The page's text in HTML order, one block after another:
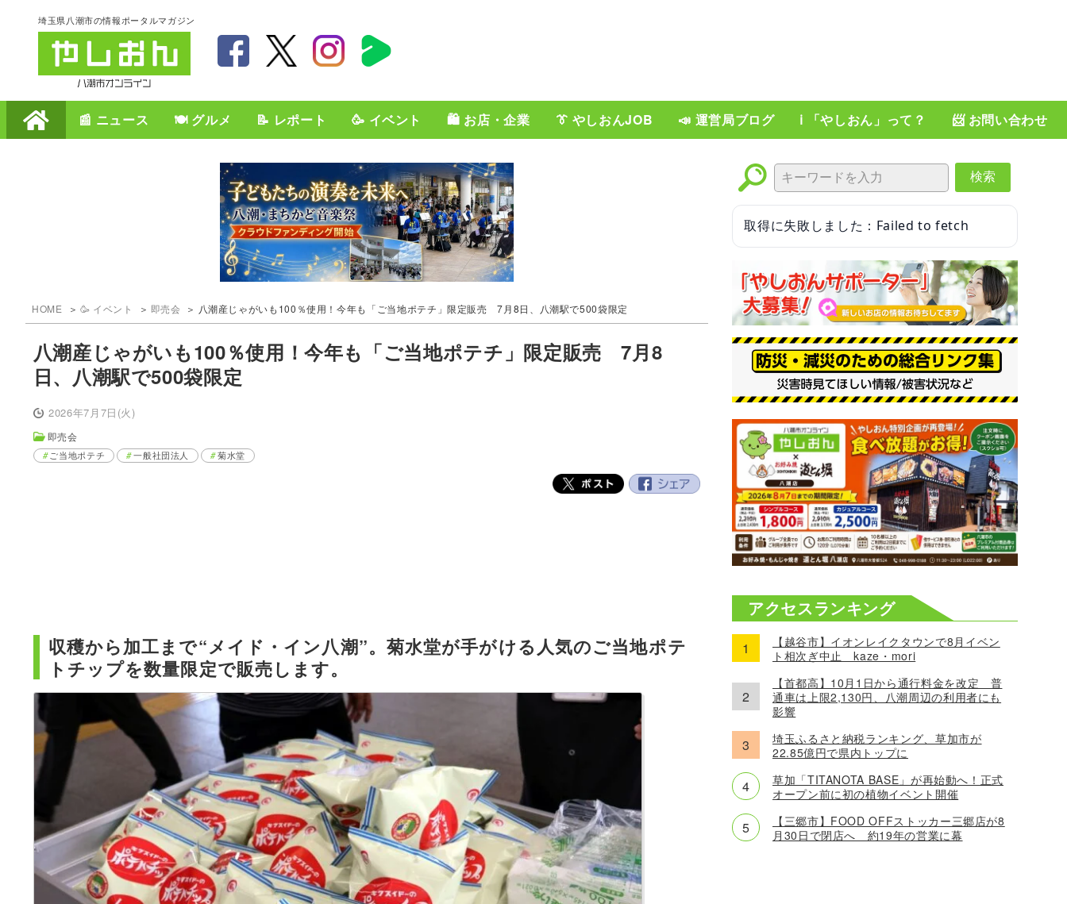
埼玉県八潮市の情報ポータルマガジン
📰 ニュース 🍽️ グルメ 📝 レポート 🥳 イベント 🛍️ お店・企業 👔 やしおんJOB 📣 運営局ブログ ℹ️ 「やしおん」って？ 📨 お問い合わせ
HOME 🥳 イベント 即売会 八潮産じゃがいも100％使用！今年も「ご当地ポテチ」限定販売 7月8日、八潮駅で500袋限定
八潮産じゃがいも100％使用！今年も「ご当地ポテチ」限定販売 7月8
日、八潮駅で500袋限定
2026年7月7日(火)
即売会
ご当地ポテチ 一般社団法人 菊水堂
収穫から加工まで“メイド・イン八潮”。菊水堂が手がける人気のご当地ポテ
トチップを数量限定で販売します。
検索
取得に失敗しました：Failed to fetch
アクセスランキング
【越谷市】イオンレイクタウンで8月イベン
ト相次ぎ中止 kaze・mori
【首都高】10月1日から通行料金を改定 普
通車は上限2,130円、八潮周辺の利用者にも
影響
埼玉ふるさと納税ランキング、草加市が
22.85億円で県内トップに
草加「TITANOTA BASE」が再始動へ！正式
オープン前に初の植物イベント開催
【三郷市】FOOD OFFストッカー三郷店が8
月30日で閉店へ 約19年の営業に幕